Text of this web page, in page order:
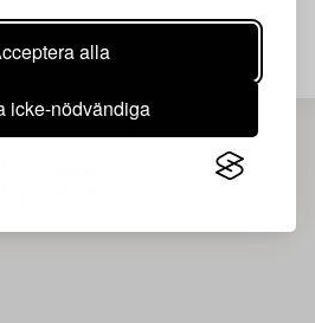
alla
icke-nödvändiga
ingen träff just nu.